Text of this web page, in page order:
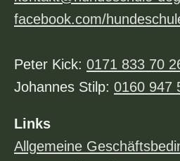
facebook.com/
Peter Kick: 0171 833 70
Johannes Stilp: 0160 947
Links
Allgemeine